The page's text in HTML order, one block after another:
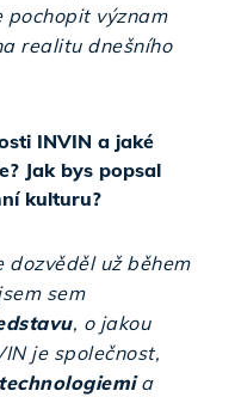
pochopit význam
realitu dnešního
INVIN a jaké
Jak bys popsal
kulturu?
dozvěděl už během
sem
, o jakou
je společnost,
a